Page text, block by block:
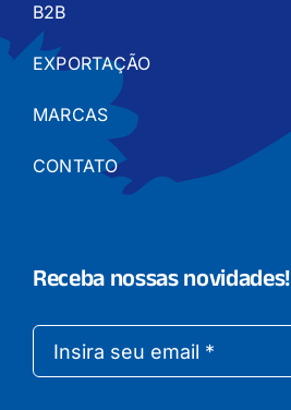
B2B
EXPORTAÇÃO
MARCAS
CONTATO
Receba nossas novidades!